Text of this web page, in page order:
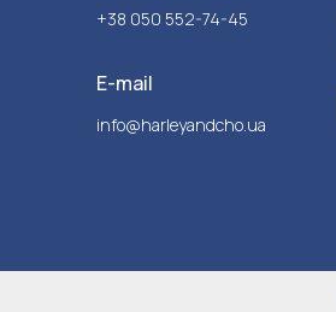
+38 050 552-74-45
E-mail
info@harleyandcho.ua